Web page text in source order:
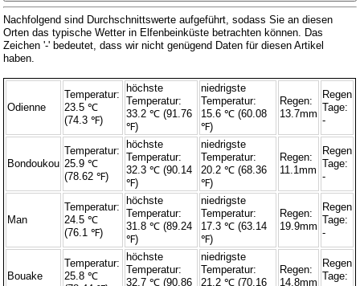
Nachfolgend sind Durchschnittswerte aufgeführt, sodass Sie an diesen
Orten das typische Wetter in Elfenbeinküste betrachten können. Das
Zeichen '-' bedeutet, dass wir nicht genügend Daten für diesen Artikel
haben.
Odienne
Temperatur:
23.5 ℃
(74.3 ℉)
höchste
Temperatur:
33.2 ℃ (91.76
℉)
niedrigste
Temperatur:
15.6 ℃ (60.08
℉)
Regen:
13.7mm
Regen
Tage:
-
Bondoukou
Temperatur:
25.9 ℃
(78.62 ℉)
höchste
Temperatur:
32.3 ℃ (90.14
℉)
niedrigste
Temperatur:
20.2 ℃ (68.36
℉)
Regen:
11.1mm
Regen
Tage:
-
Man
Temperatur:
24.5 ℃
(76.1 ℉)
höchste
Temperatur:
31.8 ℃ (89.24
℉)
niedrigste
Temperatur:
17.3 ℃ (63.14
℉)
Regen:
19.9mm
Regen
Tage:
-
Bouake
Temperatur:
25.8 ℃
höchste
Temperatur:
32.7 ℃ (90.86
niedrigste
Temperatur:
21.2 ℃ (70.16
Regen:
14.8mm
Regen
Tage: